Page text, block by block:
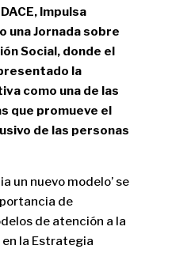
Impulsa
una Jornada sobre
Social, donde el
la
como una de las
que promueve el
de las personas
un nuevo modelo’ se
de
de atención a la
la Estrategia